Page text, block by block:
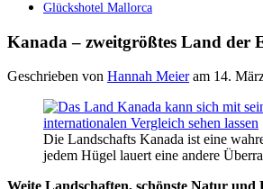
Glückshotel Mallorca
Kanada – zweitgrößtes Land der
Geschrieben von Hannah Meier am 14.
Die Landschafts Kanada ist eine
jedem Hügel lauert eine andere